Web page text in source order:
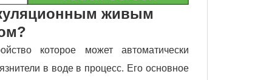
живым
которое может автоматически
в воде в процесс. Его основное